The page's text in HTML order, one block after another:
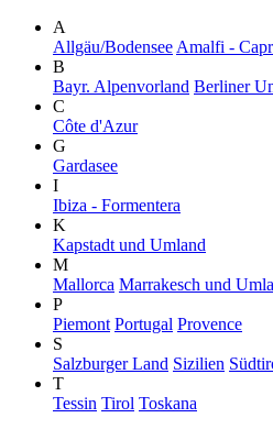
A
Allgäu/Bodensee Amalfi -
B
Bayr. Alpenvorland Berliner
C
Côte d'Azur
G
Gardasee
I
Ibiza - Formentera
K
Kapstadt und Umland
M
Mallorca Marrakesch und
P
Piemont Portugal Provence
S
Salzburger Land Sizilien
T
Tessin Tirol Toskana